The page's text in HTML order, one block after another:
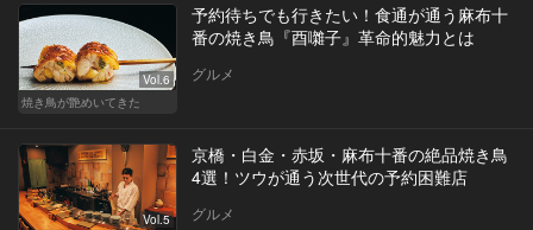
Vol.6
焼き鳥が艶めいてきた
予約待ちでも行きたい！食通が通う麻布十
番の焼き鳥『酉囃子』革命的魅力とは
グルメ
Vol.5
京橋・白金・赤坂・麻布十番の絶品焼き鳥
4選！ツウが通う次世代の予約困難店
グルメ